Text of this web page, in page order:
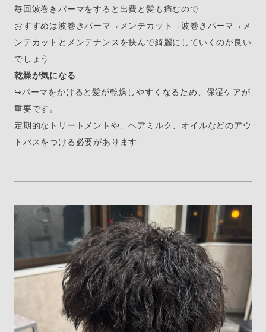
毎回波巻きパーマをすると出費と髪も痛むので
おすすめは波巻きパーマ→メンテカット→波巻きパーマ→メ
ンテカットとメンテナンスを挟んで綺麗にしていくのが良い
でしょう
乾燥が気になる
↪︎パーマをかけると髪が乾燥しやすくなるため、保湿ケアが
重要です。
定期的なトリートメントや、ヘアミルク、オイルなどのアウ
トバスをつける必要があります